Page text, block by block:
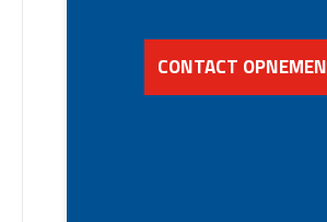
CONTACT OPNEMEN